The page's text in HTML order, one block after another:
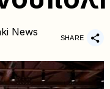
News SHARE